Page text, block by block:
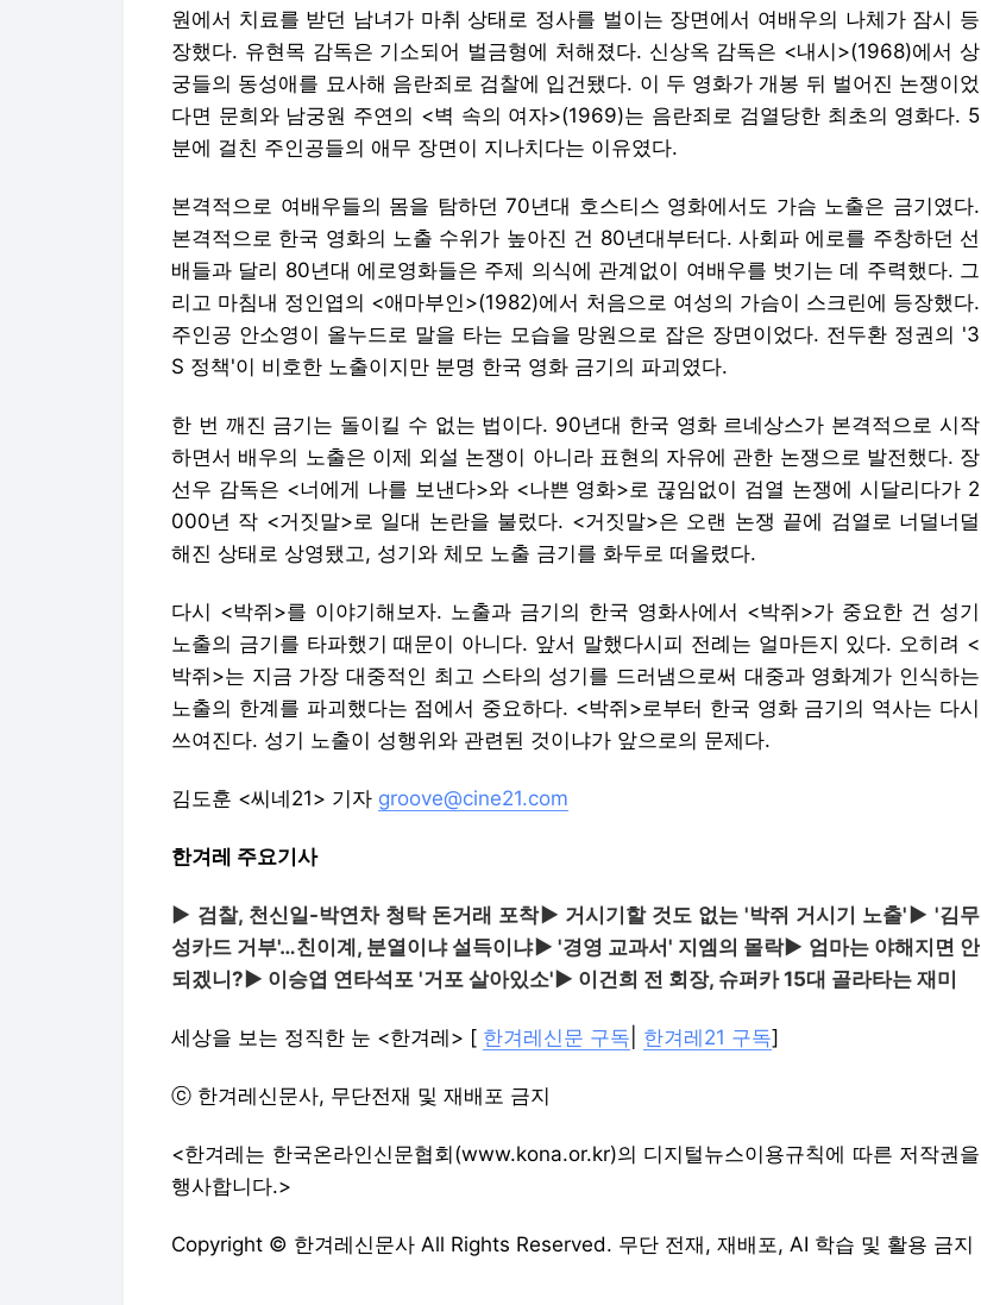
원에서 치료를 받던 남녀가 마취 상태로 정사를 벌이는 장면에서 여배우의 나체가 잠시 등
장했다. 유현목 감독은 기소되어 벌금형에 처해졌다. 신상옥 감독은 <내시>(1968)에서 상
궁들의 동성애를 묘사해 음란죄로 검찰에 입건됐다. 이 두 영화가 개봉 뒤 벌어진 논쟁이었
다면 문희와 남궁원 주연의 <벽 속의 여자>(1969)는 음란죄로 검열당한 최초의 영화다. 5
분에 걸친 주인공들의 애무 장면이 지나치다는 이유였다.
본격적으로 여배우들의 몸을 탐하던 70년대 호스티스 영화에서도 가슴 노출은 금기였다.
본격적으로 한국 영화의 노출 수위가 높아진 건 80년대부터다. 사회파 에로를 주창하던 선
배들과 달리 80년대 에로영화들은 주제 의식에 관계없이 여배우를 벗기는 데 주력했다. 그
리고 마침내 정인엽의 <애마부인>(1982)에서 처음으로 여성의 가슴이 스크린에 등장했다.
주인공 안소영이 올누드로 말을 타는 모습을 망원으로 잡은 장면이었다. 전두환 정권의 '3
S 정책'이 비호한 노출이지만 분명 한국 영화 금기의 파괴였다.
한 번 깨진 금기는 돌이킬 수 없는 법이다. 90년대 한국 영화 르네상스가 본격적으로 시작
하면서 배우의 노출은 이제 외설 논쟁이 아니라 표현의 자유에 관한 논쟁으로 발전했다. 장
선우 감독은 <너에게 나를 보낸다>와 <나쁜 영화>로 끊임없이 검열 논쟁에 시달리다가 2
000년 작 <거짓말>로 일대 논란을 불렀다. <거짓말>은 오랜 논쟁 끝에 검열로 너덜너덜
해진 상태로 상영됐고, 성기와 체모 노출 금기를 화두로 떠올렸다.
다시 <박쥐>를 이야기해보자. 노출과 금기의 한국 영화사에서 <박쥐>가 중요한 건 성기
노출의 금기를 타파했기 때문이 아니다. 앞서 말했다시피 전례는 얼마든지 있다. 오히려 <
박쥐>는 지금 가장 대중적인 최고 스타의 성기를 드러냄으로써 대중과 영화계가 인식하는
노출의 한계를 파괴했다는 점에서 중요하다. <박쥐>로부터 한국 영화 금기의 역사는 다시
쓰여진다. 성기 노출이 성행위와 관련된 것이냐가 앞으로의 문제다.
김도훈 <씨네21> 기자 groove@cine21.com
한겨레 주요기사
▶ 검찰, 천신일-박연차 청탁 돈거래 포착▶ 거시기할 것도 없는 '박쥐 거시기 노출' ▶ '김무
성카드 거부'…친이계, 분열이냐 설득이냐▶ '경영 교과서' 지엠의 몰락▶ 엄마는 야해지면 안
되겠니? ▶ 이승엽 연타석포 '거포 살아있소' ▶ 이건희 전 회장, 슈퍼카 15대 골라타는 재미
세상을 보는 정직한 눈 <한겨레> [ 한겨레신문 구독 한겨레21 구독]
ⓒ 한겨레신문사, 무단전재 및 재배포 금지
<한겨레는 한국온라인신문협회(www.kona.or.kr)의 디지털뉴스이용규칙에 따른 저작권을
행사합니다.>
Copyright © 한겨레신문사 All Rights Reserved. 무단 전재, 재배포, AI 학습 및 활용 금지